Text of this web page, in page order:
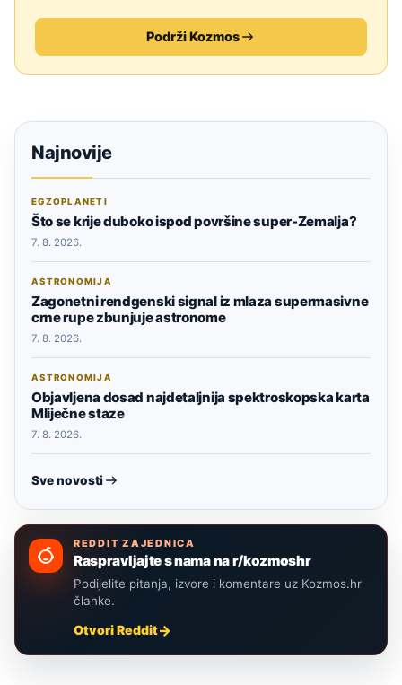
Podrži Kozmos
Najnovije
EGZOPLANETI
Što se krije duboko ispod površine super-Zemalja?
7. 8. 2026.
ASTRONOMIJA
Zagonetni rendgenski signal iz mlaza supermasivne
crne rupe zbunjuje astronome
7. 8. 2026.
ASTRONOMIJA
Objavljena dosad najdetaljnija spektroskopska karta
Mliječne staze
7. 8. 2026.
Sve novosti
REDDIT ZAJEDNICA
Raspravljajte s nama na r/kozmoshr
Podijelite pitanja, izvore i komentare uz Kozmos.hr
članke.
Otvori Reddit